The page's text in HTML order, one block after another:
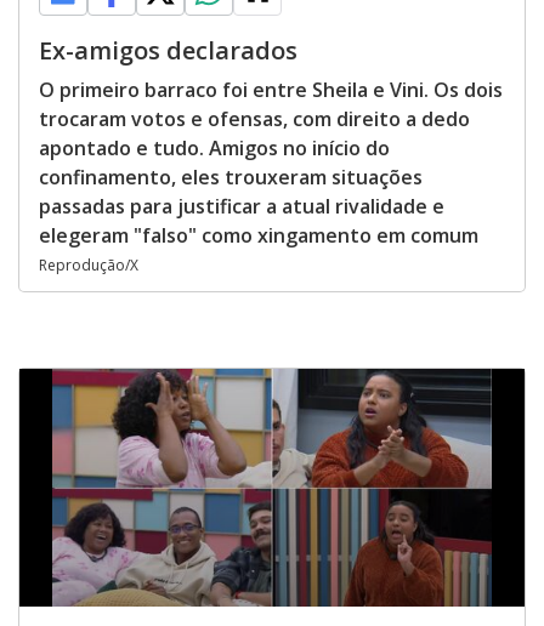
Ex-amigos declarados
O primeiro barraco foi entre Sheila e Vini. Os dois
trocaram votos e ofensas, com direito a dedo
apontado e tudo. Amigos no início do
confinamento, eles trouxeram situações
passadas para justificar a atual rivalidade e
elegeram "falso" como xingamento em comum
Reprodução/X